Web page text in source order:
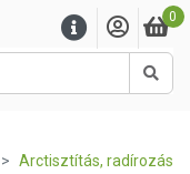
0
Arctisztítás, radírozás